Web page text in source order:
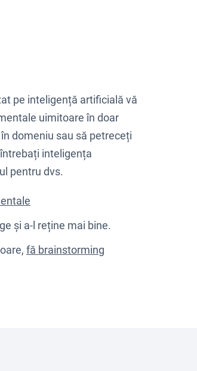
pe inteligență artificială vă
uimitoare în doar
domeniu sau să petreceți
inteligența
pentru dvs.
și a-l reține mai bine.
fă brainstorming